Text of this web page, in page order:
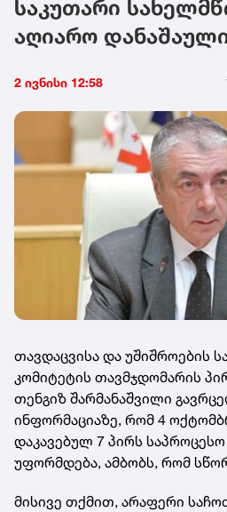
საკუთარი
აღიარო
2 ივნისი 12:58
თავდაცვისა და უშიშროების
კომიტეტის თავმჯდომარის
თენგიზ შარმანაშვილი
ინფორმაციაზე, რომ 4
დაკავებულ 7 პირს
უფორმდება, ამბობს, რომ
მისივე თქმით, არაფერი